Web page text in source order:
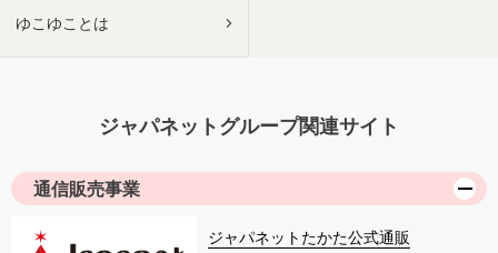
ゆこゆことは
ジャパネットグループ関連サイト
通信販売事業
ジャパネットたかた公式通販